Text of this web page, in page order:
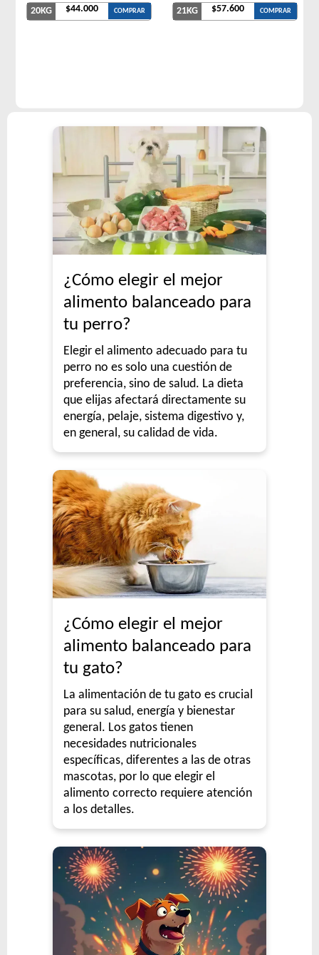
20KG $44.000 COMPRAR 21KG $57.600 COMPRAR
¿Cómo elegir el mejor
alimento balanceado para
tu perro?
Elegir el alimento adecuado para tu
perro no es solo una cuestión de
preferencia, sino de salud. La dieta
que elijas afectará directamente su
energía, pelaje, sistema digestivo y,
en general, su calidad de vida.
¿Cómo elegir el mejor
alimento balanceado para
tu gato?
La alimentación de tu gato es crucial
para su salud, energía y bienestar
general. Los gatos tienen
necesidades nutricionales
específicas, diferentes a las de otras
mascotas, por lo que elegir el
alimento correcto requiere atención
a los detalles.